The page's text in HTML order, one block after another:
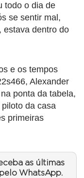
todo o dia de
se sentir mal,
estava dentro do
e os tempos
Alexander
ponta da tabela,
da casa
primeiras
as últimas
WhatsApp.